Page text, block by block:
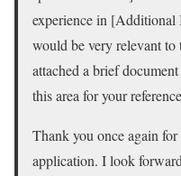
experience in
would be very relevant
attached a brief
this area for your
Thank you once again
application. I look